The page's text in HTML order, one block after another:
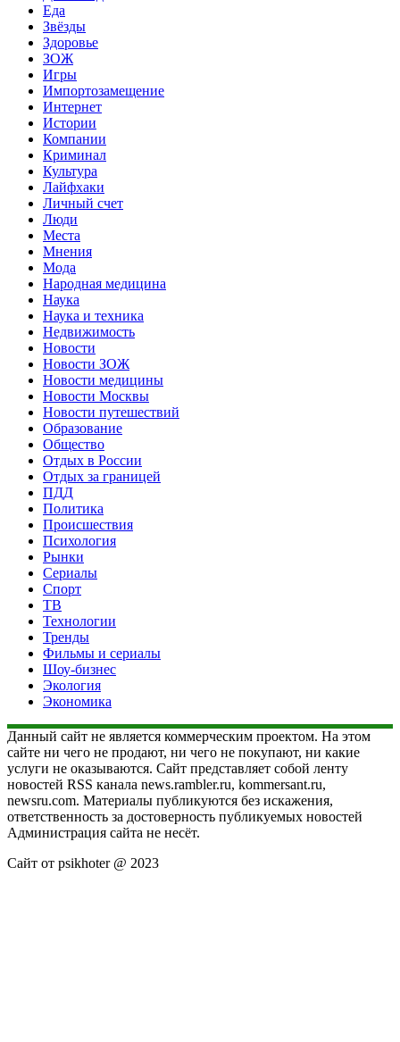
Еда
Звёзды
Здоровье
ЗОЖ
Игры
Импортозамещение
Интернет
Истории
Компании
Криминал
Культура
Лайфхаки
Личный счет
Люди
Места
Мнения
Мода
Народная медицина
Наука
Наука и техника
Недвижимость
Новости
Новости ЗОЖ
Новости медицины
Новости Москвы
Новости путешествий
Образование
Общество
Отдых в России
Отдых за границей
ПДД
Политика
Происшествия
Психология
Рынки
Сериалы
Спорт
ТВ
Технологии
Тренды
Фильмы и сериалы
Шоу-бизнес
Экология
Экономика
Данный сайт не является коммерческим проектом. На этом
сайте ни чего не продают, ни чего не покупают, ни какие
услуги не оказываются. Сайт представляет собой ленту
новостей RSS канала news.rambler.ru, kommersant.ru,
newsru.com. Материалы публикуются без искажения,
ответственность за достоверность публикуемых новостей
Администрация сайта не несёт.
Сайт от psikhoter @ 2023